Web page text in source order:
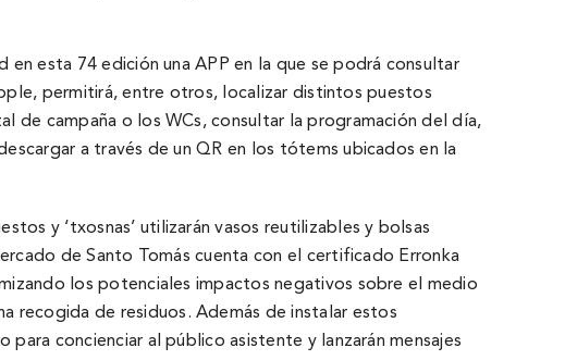
esta 74 edición una APP en la que se podrá consultar
permitirá, entre otros, localizar distintos puestos
de campaña o los WCs, consultar la programación del día,
a través de un QR en los tótems ubicados en la
y ‘txosnas’ utilizarán vasos reutilizables y bolsas
de Santo Tomás cuenta con el certificado Erronka
los potenciales impactos negativos sobre el medio
recogida de residuos. Además de instalar estos
concienciar al público asistente y lanzarán mensajes